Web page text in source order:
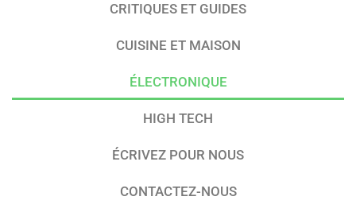
CRITIQUES ET GUIDES
CUISINE ET MAISON
ÉLECTRONIQUE
HIGH TECH
ÉCRIVEZ POUR NOUS
CONTACTEZ-NOUS